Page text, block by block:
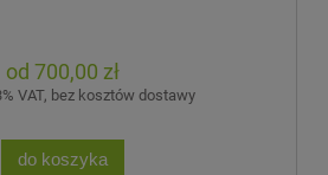
700,00 zł
VAT, bez kosztów dostawy
do koszyka